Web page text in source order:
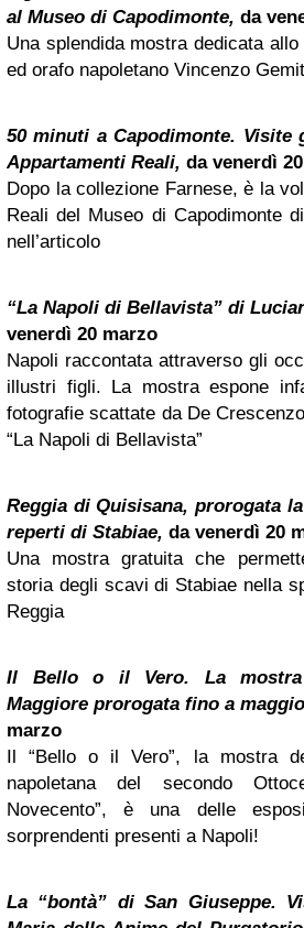
al Museo di Capodimonte, da
Una splendida mostra dedicata
ed orafo napoletano Vincenzo
50 minuti a Capodimonte. Visite
Appartamenti Reali, da venerdì
Dopo la collezione Farnese, è la
Reali del Museo di Capodimonte
nell’articolo
“La Napoli di Bellavista” di
venerdì 20 marzo
Napoli raccontata attraverso gli
illustri figli. La mostra espone
fotografie scattate da De
“La Napoli di Bellavista”
Reggia di Quisisana, prorogata
reperti di Stabiae, da venerdì 20
Una mostra gratuita che
storia degli scavi di Stabiae nella
Reggia
Il Bello o il Vero. La mostra
Maggiore prorogata fino a
marzo
Il “Bello o il Vero”, la mostra
napoletana del secondo
Novecento”, è una delle
sorprendenti presenti a Napoli!
La “bontà” di San Giuseppe.